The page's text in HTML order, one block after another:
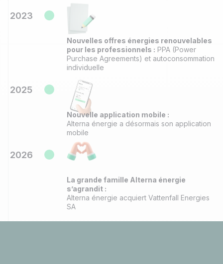
2023
Nouvelles offres énergies renouvelables
pour les professionnels : PPA (Power
Purchase Agreements) et autoconsommation
individuelle
2025
Nouvelle application mobile :
Alterna énergie a désormais son application
mobile
2026
La grande famille Alterna énergie
s’agrandit :
Alterna énergie acquiert Vattenfall Energies
SA